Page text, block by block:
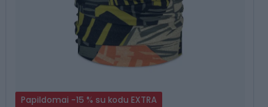
Papildomai -15 % su kodu EXTRA